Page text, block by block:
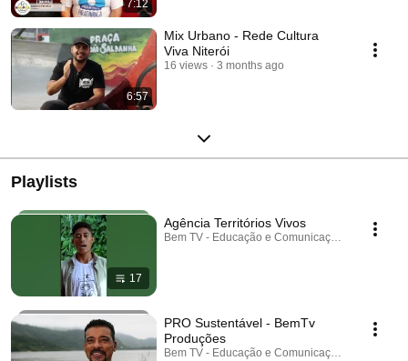
7:12
6:57
Mix Urbano - Rede Cultura
Viva Niterói
16 views 3 months ago
Playlists
17
Agência Territórios Vivos
Bem TV - Educação e Comunicação · Playlist
PRO Sustentável - BemTv
Produções
Bem TV - Educação e Comunicação · Playlist